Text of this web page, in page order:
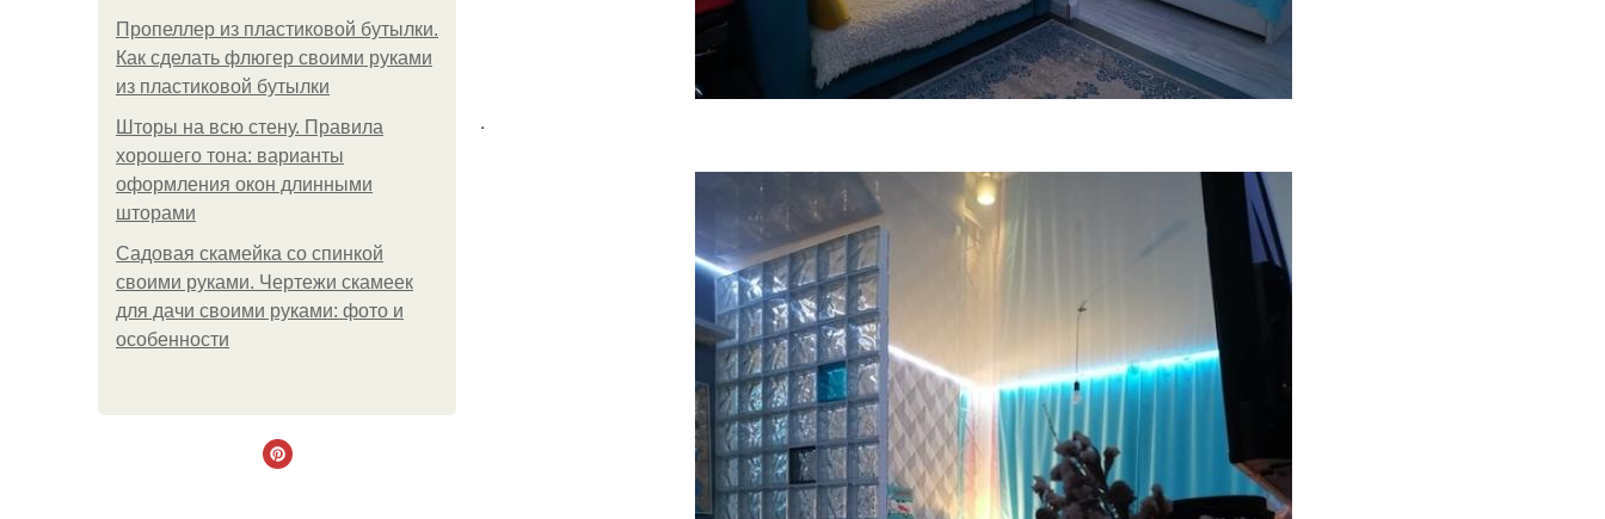
Пропеллер из пластиковой бутылки.
Как сделать флюгер своими руками
из пластиковой бутылки
Шторы на всю стену. Правила
хорошего тона: варианты
оформления окон длинными
шторами
Садовая скамейка со спинкой
своими руками. Чертежи скамеек
для дачи своими руками: фото и
особенности
.